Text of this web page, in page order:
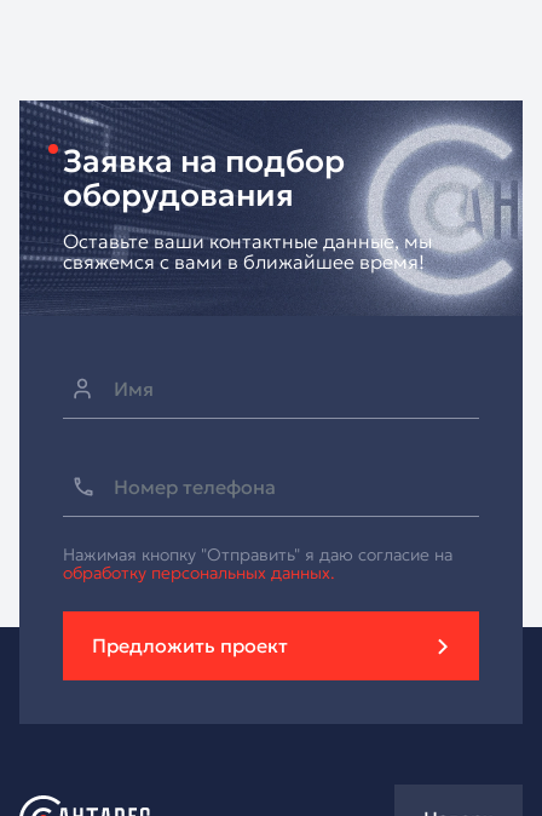
Заявка на подбор
оборудования
Оставьте ваши контактные данные, мы
свяжемся с вами в ближайшее время!
Нажимая кнопку "Отправить" я даю согласие на
обработку персональных данных.
Предложить проект